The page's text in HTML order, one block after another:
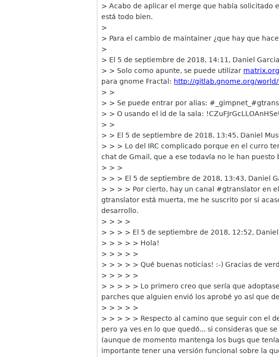
> Acabo de aplicar el merge que había solicitado
está todo bien.
>
> Para el cambio de maintainer ¿que hay que
>
> El 5 de septiembre de 2018, 14:11, Daniel
> > Solo como apunte, se puede utilizar matrix.org
para gnome Fractal: http://gitlab.gnome.org/world/
> >
> > Se puede entrar por alias:
> > O usando el id de la sala:
> >
> > El 5 de septiembre de 2018, 13:45, Daniel
> > > Lo del IRC complicado porque en el curro
chat de Gmail, que a ese todavía no le han puesto
> > >
> > > El 5 de septiembre de 2018, 13:43, Daniel
> > > > Por cierto, hay un canal #gtranslator en
gtranslator está muerta, me he suscrito por si
desarrollo.
> > > >
> > > > El 5 de septiembre de 2018, 12:52,
> > > > > Hola!
> > > > >
> > > > > Qué buenas noticias! :-) Gracias de
> > > > >
> > > > > Lo primero creo que sería que
parches que alguien envió los aprobé yo así que
> > > > >
> > > > > Respecto al camino que seguir con el
pero ya ves en lo que quedó... si consideras que
(aunque de momento mantenga los bugs que
importante tener una versión funcional sobre la